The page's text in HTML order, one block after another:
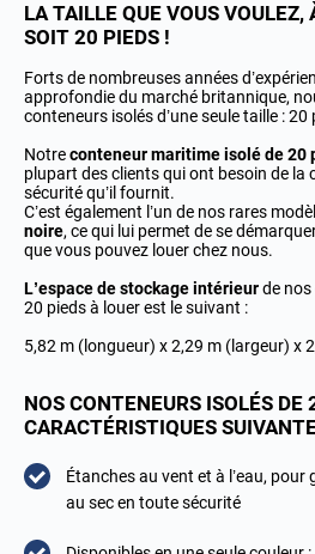
LA TAILLE QUE VOUS VOULEZ,
SOIT 20 PIEDS !
Forts de nombreuses années
approfondie du marché britannique,
conteneurs isolés d’une seule taille : 20
Notreconteneur maritime isolé de 20
plupart des clients qui ont besoin de la
sécurité qu’il fournit.
C’est également l’un de nos rares
noire, ce qui lui permet de se
que vous pouvez louer chez nous.
L’espace de stockage intérieurde
20 pieds à louer est le suivant :
5,82 m (longueur) x 2,29 m (largeur) x
NOS CONTENEURS ISOLÉS DE
CARACTÉRISTIQUES
Étanches au vent et à l’eau,
au sec en toute sécurité